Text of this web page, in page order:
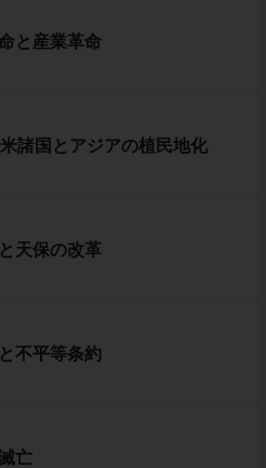
と産業革命
諸国とアジアの植民地化
天保の改革
不平等条約
亡